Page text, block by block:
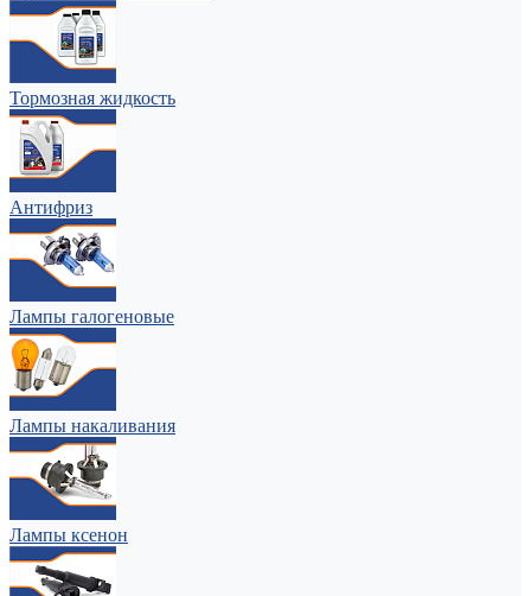
Тормозная жидкость
Антифриз
Лампы галогеновые
Лампы накаливания
Лампы ксенон